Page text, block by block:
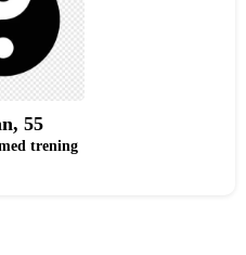
55
trening